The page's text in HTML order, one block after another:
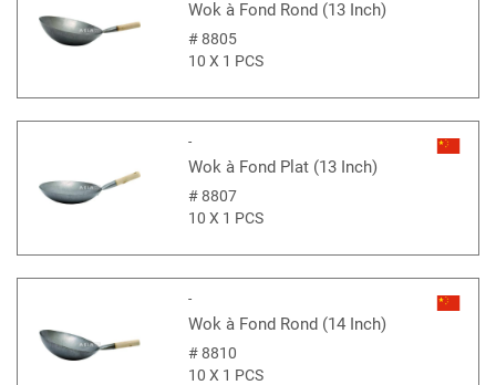
Wok à Fond Rond (13 Inch)
#8805
10 X 1 PCS
-
Wok à Fond Plat (13 Inch)
#8807
10 X 1 PCS
-
Wok à Fond Rond (14 Inch)
#8810
10 X 1 PCS